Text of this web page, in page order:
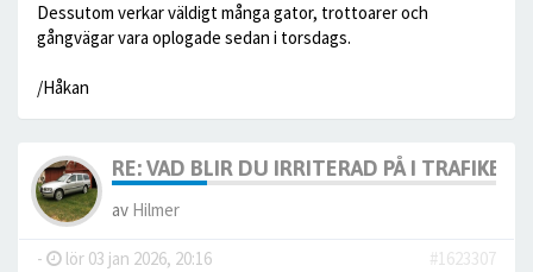
Dessutom verkar väldigt många gator, trottoarer och
gångvägar vara oplogade sedan i torsdags.
/Håkan
RE: VAD BLIR DU IRRITERAD PÅ I TRAFIKEN?
av Hilmer
- lör 03 jan 2026, 20:16
#1623307